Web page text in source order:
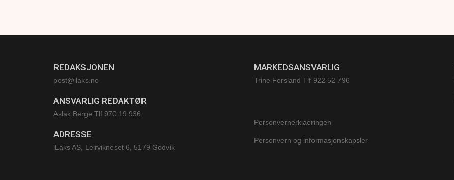
REDAKSJONEN
post@ilaks.no
ANSVARLIG REDAKTØR
Aslak Berge Tlf 970 19 936
ADRESSE
iLaks AS, Leirvikneset 6, 5179 Godvik
MARKEDSANSVARLIG
Trine Forsland Tlf 922 52 796
Personvernerklaeringen
Personvern og informasjonskapsler